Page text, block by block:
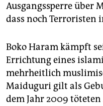
Ausgangssperre über
dass noch
Boko Haram kämpft
Errichtung eines
mehrheitlich
Maiduguri gilt als
dem Jahr 2009